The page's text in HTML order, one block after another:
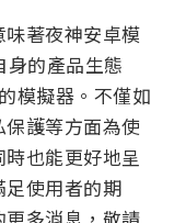
著夜神安卓模
身的產品生態
模擬器。不僅如
護等方面為使
也能更好地呈
使用者的期